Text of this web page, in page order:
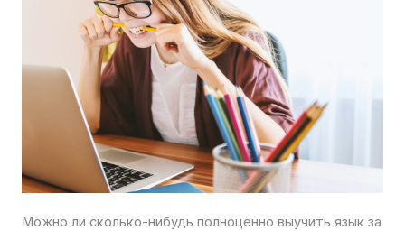
Можно ли сколько-нибудь полноценно выучить язык за